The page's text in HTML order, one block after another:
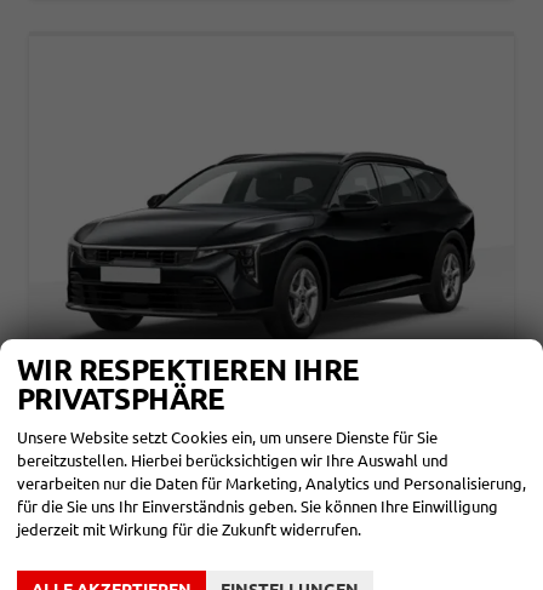
KIA K4
unverbindliche Lieferzeit:31.01.2027 Fahrzeug mit Tageszulassung
Fahrzeugnr. 864194 Getriebe Automatik
Kraftstoff Benzin Außenfarbe Auroraschwarz Metallic
Leistung 110 kW (150 PS) Kilometerstand 25 km
WIR RESPEKTIEREN IHRE
PRIVATSPHÄRE
Unsere Website setzt Cookies ein, um unsere Dienste für Sie
bereitzustellen. Hierbei berücksichtigen wir Ihre Auswahl und
verarbeiten nur die Daten für Marketing, Analytics und Personalisierung,
für die Sie uns Ihr Einverständnis geben. Sie können Ihre Einwilligung
jederzeit mit Wirkung für die Zukunft widerrufen.